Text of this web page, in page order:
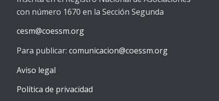
con número 1670 en la Sección Segunda
cesm@coessm.org
Para publicar: comunicacion@coessm.org
Aviso legal
Política de privacidad